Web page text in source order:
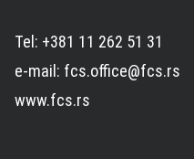
Tel: +381 11 262 51 31
e-mail: fcs.office@fcs.rs
www.fcs.rs